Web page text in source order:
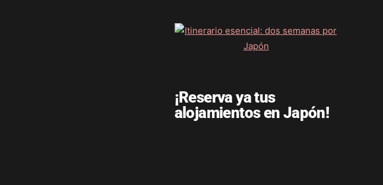
¡Reserva ya tus
alojamientos en Japón!